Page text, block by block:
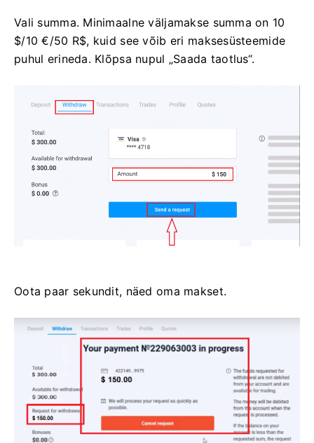
Vali summa. Minimaalne väljamakse summa on 10
$/10 €/50 R$, kuid see võib eri maksesüsteemide
puhul erineda. Klõpsa nupul „Saada taotlus“.
Oota paar sekundit, näed oma makset.